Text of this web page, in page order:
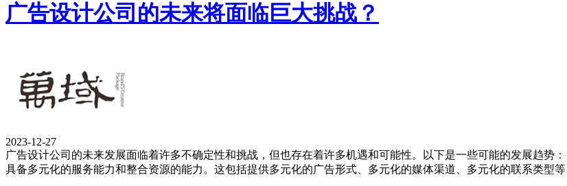
广告设计公司的未来将面临巨大挑战？
2023-12-27
广告设计公司的未来发展面临着许多不确定性和挑战，但也存在着许多机遇和可能性。以下是一些可能的发展趋势
具备多元化的服务能力和整合资源的能力。这包括提供多元化的广告形式、多元化的媒体渠道、多元化的联系类型